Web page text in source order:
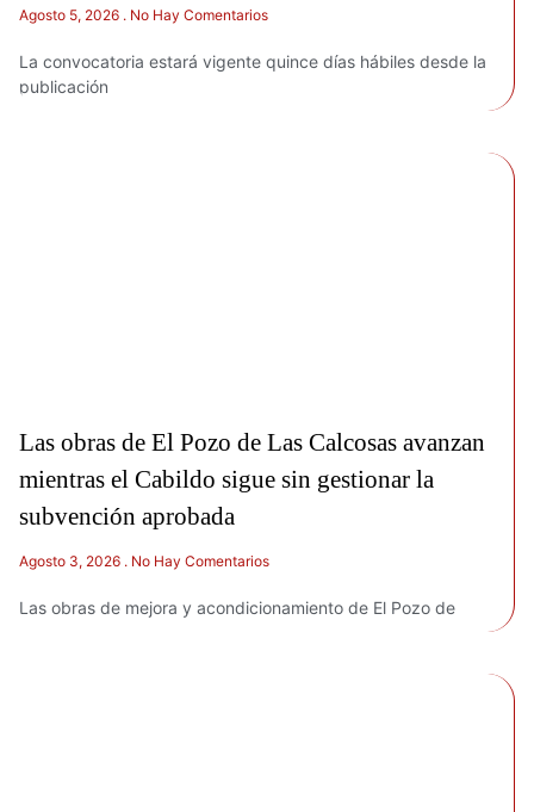
Agosto 5, 2026 No Hay Comentarios
La convocatoria estará vigente quince días hábiles desde la
publicación
Las obras de El Pozo de Las Calcosas avanzan
mientras el Cabildo sigue sin gestionar la
subvención aprobada
Agosto 3, 2026 No Hay Comentarios
Las obras de mejora y acondicionamiento de El Pozo de